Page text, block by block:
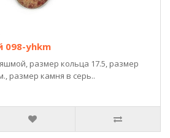
098-yhkm
размер кольца 17.5, размер
размер камня в серь..